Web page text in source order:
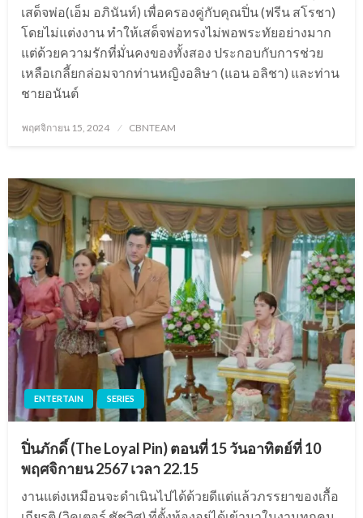
เสด็จพ่อ(เอ็ม อภินันท์) เพื่อครองคู่กับคุณปิ่น (ฟรีน สโรชา)
โดยไม่แต่งงาน ทำให้เสด็จพ่อทรงไม่พอพระทัยอย่างมาก
แต่ด้วยความรักที่มั่นคงของทั้งสอง ประกอบกับการช่วย
เหลือเกลี้ยกล่อมจากท่านหญิงอลิษา (แอน อลิชา) และท่าน
ชายอนันต์
Posted
พฤศจิกายน 15, 2024 CBNTEAM
ENTERTAIN SERIES
ปิ่นภักดิ์ (The Loyal Pin) ตอนที่ 15 วันอาทิตย์ที่ 10
พฤศจิกายน 2567 เวลา 22.15
งานแต่งเหมือนจะดำเนินไปได้ด้วยดีแต่แล้วภรรยาของเกื้อ